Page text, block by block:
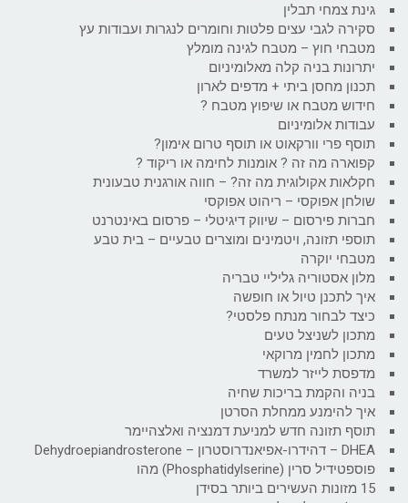
גינת צמחי תבלין
סקירה לגבי עצים פלטות וחומרים לנגרות ועבודות עץ
מטבחי חוץ – מטבח לגינה מומלץ
יתרונות בניה קלה מאלומיניום
תכנון מחסן ביתי + מדפים לארון
חידוש מטבח או שיפוץ מטבח ?
עבודות אלומיניום
תוסף פרי וורקאוט או תוסף טרום אימון?
קפוארה מה זה ? אומנות לחימה או ריקוד ?
חקלאות אקולוגית מה זה? – חווה אורגנית טבעונית
שולחן אפוקסי – ריהוט אפוקסי
חברות פירסום – שיווק דיגיטלי – פרסום באינטרנט
תוספי תזונה, ויטמינים ומוצרים טבעיים – בית טבע
מטבחי יוקרה
מלון אסטוריה גליליי טבריה
איך לתכנן טיול או חופשה
כיצד לבחור מנתח פלסטי?
מתכון לשניצל טעים
מתכון לחמין מרוקאי
מדפסת לייזר למשרד
בניה והקמת בריכות שחיה
איך להימנע ממחלת הסרטן
תוסף תזונה חדש למניעת דמנציה ואלצהיימר
DHEA – דהידרו-אפיאנדרוסטרון – Dehydroepiandrosterone
פוספטידיל סרין (Phosphatidylserine) מהו
15 מזונות העשירים ביותר בסידן